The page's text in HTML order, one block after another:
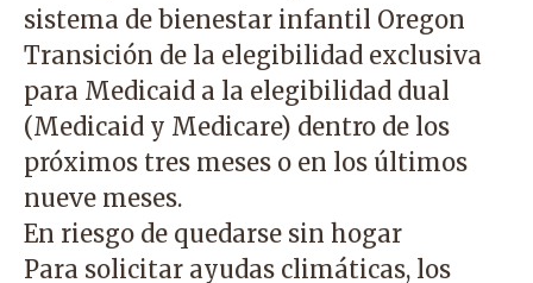
sistema de bienestar infantil Oregon
Transición de la elegibilidad exclusiva
para Medicaid a la elegibilidad dual
(Medicaid y Medicare) dentro de los
próximos tres meses o en los últimos
nueve meses.
En riesgo de quedarse sin hogar
Para solicitar ayudas climáticas, los